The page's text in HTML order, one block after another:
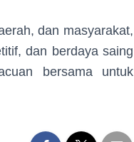
dan masyarakat,
dan berdaya saing
bersama untuk